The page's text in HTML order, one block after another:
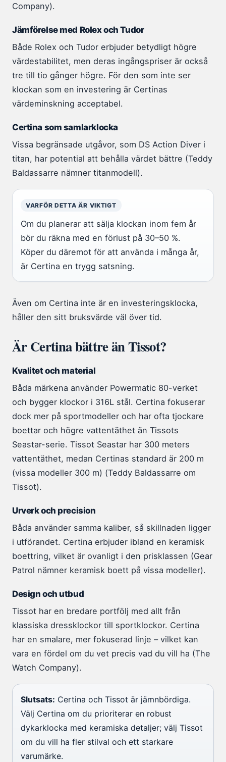
Company).
Jämförelse med Rolex och Tudor
Både Rolex och Tudor erbjuder betydligt högre
värdestabilitet, men deras ingångspriser är också
tre till tio gånger högre. För den som inte ser
klockan som en investering är Certinas
värdeminskning acceptabel.
Certina som samlarklocka
Vissa begränsade utgåvor, som DS Action Diver i
titan, har potential att behålla värdet bättre (Teddy
Baldassarre nämner titanmodell).
VARFÖR DETTA ÄR VIKTIGT
Om du planerar att sälja klockan inom fem år
bör du räkna med en förlust på 30–50 %.
Köper du däremot för att använda i många år,
är Certina en trygg satsning.
Även om Certina inte är en investeringsklocka,
håller den sitt bruksvärde väl över tid.
Är Certina bättre än Tissot?
Kvalitet och material
Båda märkena använder Powermatic 80-verket
och bygger klockor i 316L stål. Certina fokuserar
dock mer på sportmodeller och har ofta tjockare
boettar och högre vattentäthet än Tissots
Seastar-serie. Tissot Seastar har 300 meters
vattentäthet, medan Certinas standard är 200 m
(vissa modeller 300 m) (Teddy Baldassarre om
Tissot).
Urverk och precision
Båda använder samma kaliber, så skillnaden ligger
i utförandet. Certina erbjuder ibland en keramisk
boettring, vilket är ovanligt i den prisklassen (Gear
Patrol nämner keramisk boett på vissa modeller).
Design och utbud
Tissot har en bredare portfölj med allt från
klassiska dressklockor till sportklockor. Certina
har en smalare, mer fokuserad linje – vilket kan
vara en fördel om du vet precis vad du vill ha (The
Watch Company).
Slutsats: Certina och Tissot är jämnbördiga.
Välj Certina om du prioriterar en robust
dykarklocka med keramiska detaljer; välj Tissot
om du vill ha fler stilval och ett starkare
varumärke.